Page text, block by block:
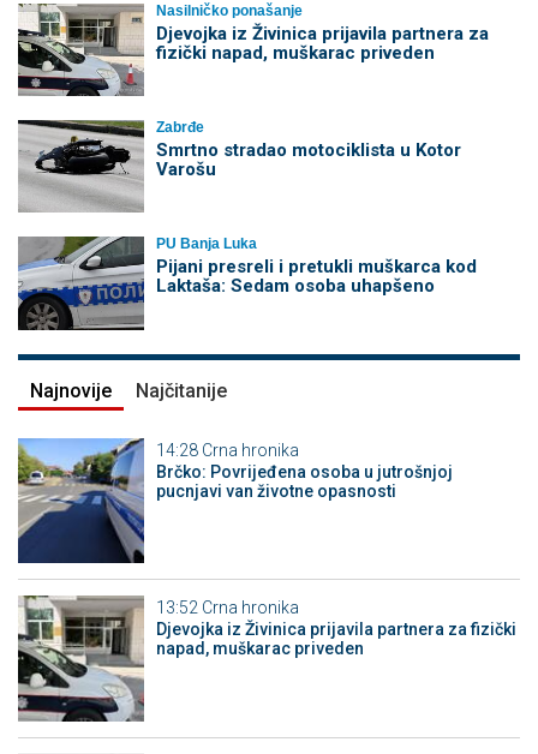
Nasilničko ponašanje
Djevojka iz Živinica prijavila partnera za
fizički napad, muškarac priveden
Zabrđe
Smrtno stradao motociklista u Kotor
Varošu
PU Banja Luka
Pijani presreli i pretukli muškarca kod
Laktaša: Sedam osoba uhapšeno
Najnovije Najčitanije
14:28 Crna hronika
Brčko: Povrijeđena osoba u jutrošnjoj
pucnjavi van životne opasnosti
13:52 Crna hronika
Djevojka iz Živinica prijavila partnera za fizički
napad, muškarac priveden